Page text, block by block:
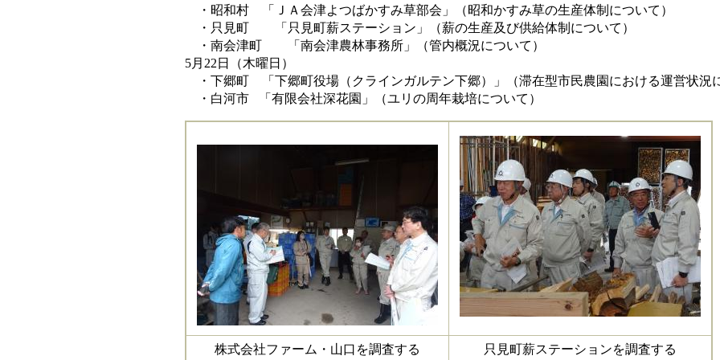
・昭和村 「ＪＡ会津よつばかすみ草部会」（昭和かすみ草の生産体制について）
・只見町 「只見町薪ステーション」（薪の生産及び供給体制について）
・南会津町 「南会津農林事務所」（管内概況について）
5月22日（木曜日）
・下郷町 「下郷町役場（クラインガルテン下郷）」（滞在型市民農園における運営状況
・白河市 「有限会社深花園」（ユリの周年栽培について）
株式会社ファーム・山口を調査する
只見町薪ステーションを調査する